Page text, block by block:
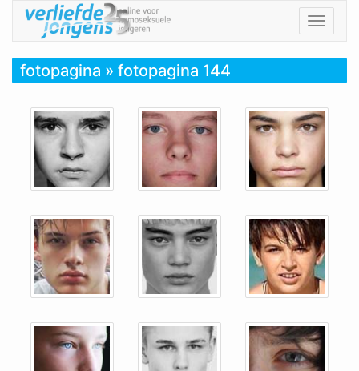
Toggle
fotopagina » fotopagina 144